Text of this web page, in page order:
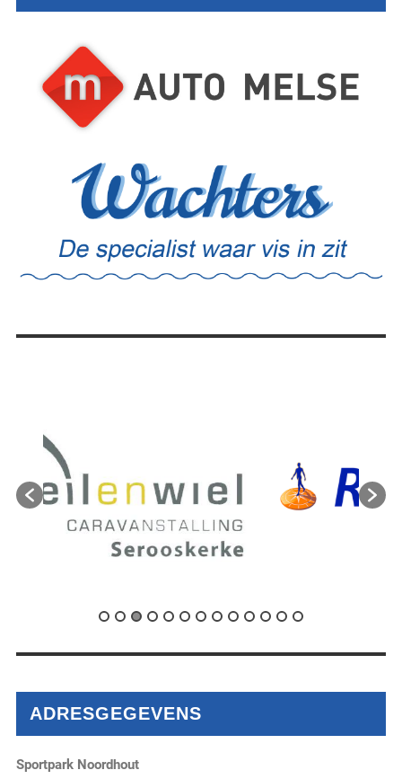
ADRESGEGEVENS
Sportpark Noordhout